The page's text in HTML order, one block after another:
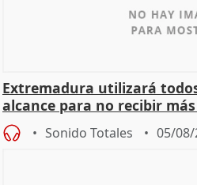
Extremadura utilizará
alcance para no recibir
Sonido Totales 05/08/